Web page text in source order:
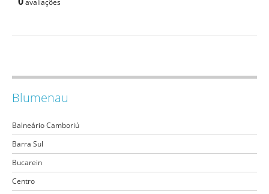
avaliações
Blumenau
Balneário Camboriú
Barra Sul
Bucarein
Centro